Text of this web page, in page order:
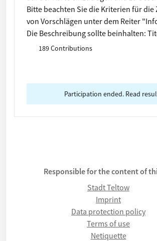
Bitte beachten Sie die Kriterien für die
von Vorschlägen unter dem Reiter
Die Beschreibung sollte beinhalten:
Kurzbeschreibung: Was? Wo genau?
für die Einreichung Ihrer Idee endet
189 Contributions
Participation ended. Read
Responsible for the content of
Stadt Teltow
Imprint
Data protection policy
Terms of use
Netiquette